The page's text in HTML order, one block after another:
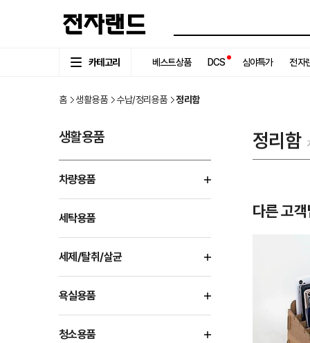
카테고리 베스트상품 DCS 심야특가 전자
홈 생활용품 수납/정리용품 정리함
생활용품
차량용품
세탁용품
세제/탈취/살균
욕실용품
청소용품
정리함
다른 고